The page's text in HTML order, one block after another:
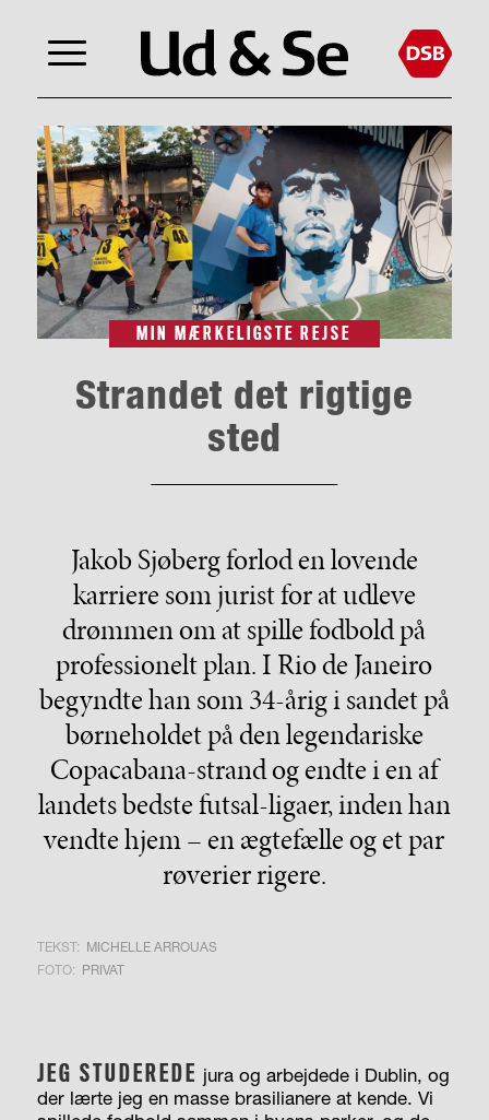
MIN MÆRKELIGSTE REJSE
Strandet det rigtige
sted
Jakob Sjøberg forlod en lovende
karriere som jurist for at udleve
drømmen om at spille fodbold på
professionelt plan. I Rio de Janeiro
begyndte han som 34-årig i sandet på
børneholdet på den legendariske
Copacabana-strand og endte i en af
landets bedste futsal-ligaer, inden han
vendte hjem – en ægtefælle og et par
røverier rigere.
TEKST: MICHELLE ARROUAS
FOTO: PRIVAT
JEG STUDEREDE jura og arbejdede i Dublin, og
der lærte jeg en masse brasilianere at kende. Vi